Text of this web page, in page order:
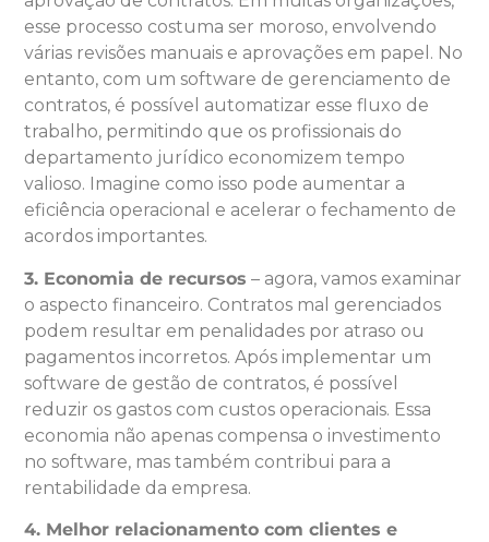
esse processo costuma ser moroso, envolvendo
várias revisões manuais e aprovações em papel. No
entanto, com um software de gerenciamento de
contratos, é possível automatizar esse fluxo de
trabalho, permitindo que os profissionais do
departamento jurídico economizem tempo
valioso. Imagine como isso pode aumentar a
eficiência operacional e acelerar o fechamento de
acordos importantes.
3. Economia de recursos – agora, vamos examinar
o aspecto financeiro. Contratos mal gerenciados
podem resultar em penalidades por atraso ou
pagamentos incorretos. Após implementar um
software de gestão de contratos, é possível
reduzir os gastos com custos operacionais. Essa
economia não apenas compensa o investimento
no software, mas também contribui para a
rentabilidade da empresa.
4. Melhor relacionamento com clientes e